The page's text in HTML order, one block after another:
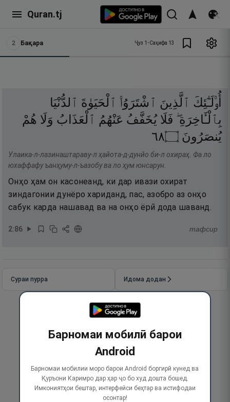
Quran.tj
2 Бақара Ҷуз 1 •Саҳифа 13
أُو۟لَـٰٓئِكَ ٱلَّذِينَ ٱشْتَرَوُا۟ ٱلْحَيَوٰةَ ٱلدُّنْيَا
بِٱلْـَٔاخِرَةِ ۖ فَلَا يُخَفَّفُ عَنْهُمُ ٱلْعَذَابُ وَلَا هُمْ
يُنصَرُونَ ۝٨٦
Улаика-л-лазинаштараву-л ҳайота-д-дунйо би-л охираҳ. Фа ло
юхаффафу ъанҳуму-л-ъазобу ва ло ҳум юнсарун.
Онҳо ҳам он касонеанд, ки дар ивази охират
зиндагонии дунёро хариданд, пас, азобро аз онҳо
сабук карда нашавад ва на онҳо ёрӣ дода шаванд.
2:86 тафсир
Сураи пурра Идома додан
Барномаи мобилӣ барои
Android
Барномаи мобилии моро барои Android боргирӣ кунед ва
Қуръони Каримро дар ҳар ҷо бо худ дошта бошед.
Имкониятҳои бештар, интерфейси беҳтар ва истифодаи
осонтар!